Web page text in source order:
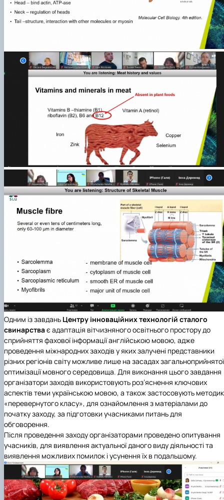
Одним із завдань Центру інноваційних технологій сталого
свинарстває адаптація вітчизняного освітнього простору до
сприйняття фахової інформації англійською мовою, адже
проведення міжнародних заходів у яких залучені представники
різних регіонів світу можливе лише на засадах загальноприйнятої
оптимізації мовного середовища. Для виконання цього завдання
організатори заходів використовують роз’яснення ключових
аспектів теми українською мовою, а також застосовують
«перевернутого класу», для ознайомлення з матеріалами до
початку заходу, за підготовки учасниками питань для
обговорення.
Після проведення заходу організаторами проведено опитування
учасників, для виявлення актуальної даного виду діяльності та
виявлення можливих помилок і усунення їх в подальшому.